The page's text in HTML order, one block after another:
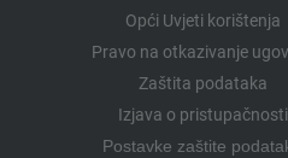
Opći Uvjeti korištenja
Pravo na otkazivanje
Zaštita podataka
Izjava o pristupačnosti
Postavke zaštite